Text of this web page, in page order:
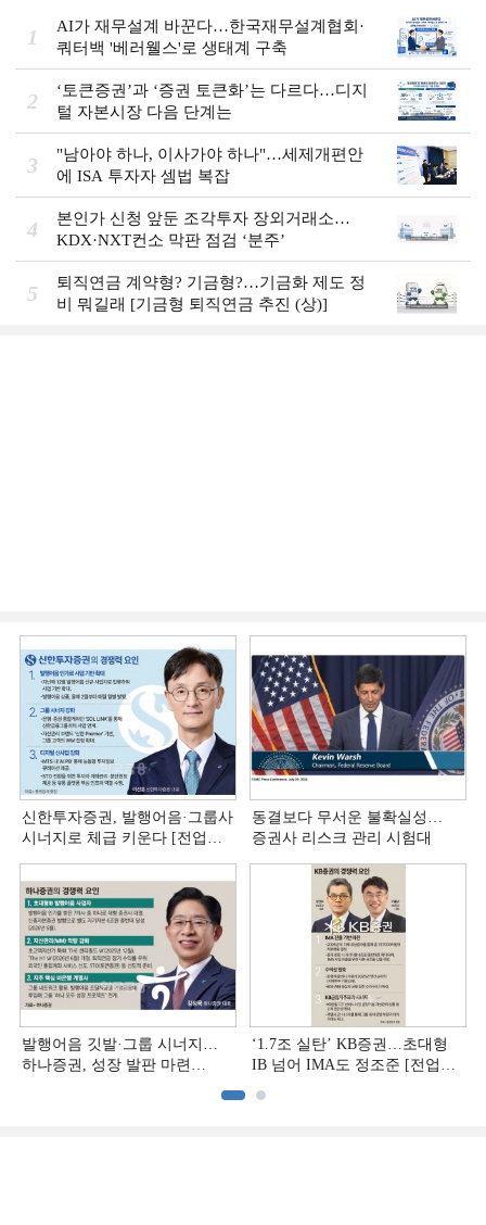
1
AI가 재무설계 바꾼다…한국재무설계협회·
쿼터백 '베러웰스'로 생태계 구축
2
‘토큰증권’과 ‘증권 토큰화’는 다르다…디지
털 자본시장 다음 단계는
3
"남아야 하나, 이사가야 하나"…세제개편안
에 ISA 투자자 셈법 복잡
4
본인가 신청 앞둔 조각투자 장외거래소…
KDX·NXT컨소 막판 점검 ‘분주’
5
퇴직연금 계약형? 기금형?…기금화 제도 정
비 뭐길래 [기금형 퇴직연금 추진 (상)]
신한투자증권, 발행어음·그룹사
시너지로 체급 키운다 [전업계
동결보다 무서운 불확실성…
증권사 리스크 관리 시험대
발행어음 깃발·그룹 시너지…
하나증권, 성장 발판 마련
‘1.7조 실탄’ KB증권…초대형
IB 넘어 IMA도 정조준 [전업계